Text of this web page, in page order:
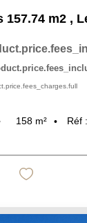
157.74 m2 ,
158 m² Réf :